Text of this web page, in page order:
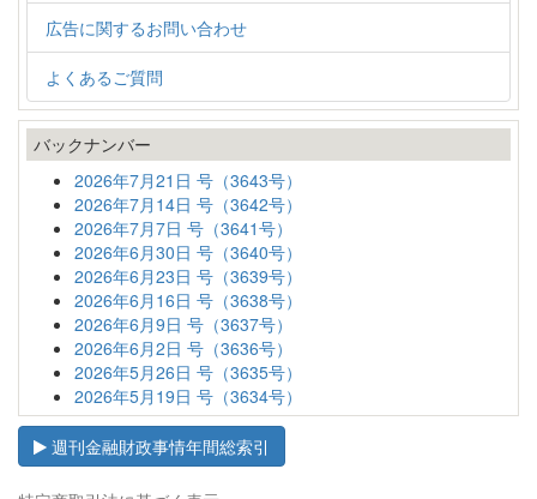
広告に関するお問い合わせ
よくあるご質問
バックナンバー
2026年7月21日 号（3643号）
2026年7月14日 号（3642号）
2026年7月7日 号（3641号）
2026年6月30日 号（3640号）
2026年6月23日 号（3639号）
2026年6月16日 号（3638号）
2026年6月9日 号（3637号）
2026年6月2日 号（3636号）
2026年5月26日 号（3635号）
2026年5月19日 号（3634号）
週刊金融財政事情年間総索引